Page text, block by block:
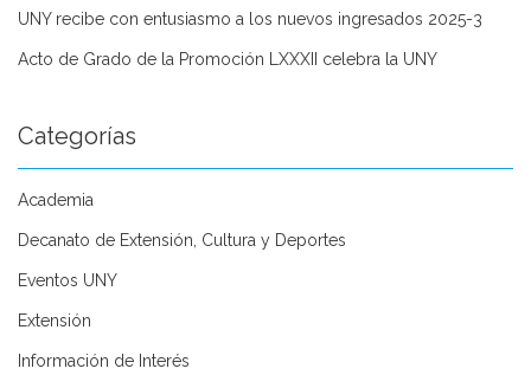
UNY recibe con entusiasmo a los nuevos ingresados 2025-3
Acto de Grado de la Promoción LXXXII celebra la UNY
Categorías
Academia
Decanato de Extensión, Cultura y Deportes
Eventos UNY
Extensión
Información de Interés